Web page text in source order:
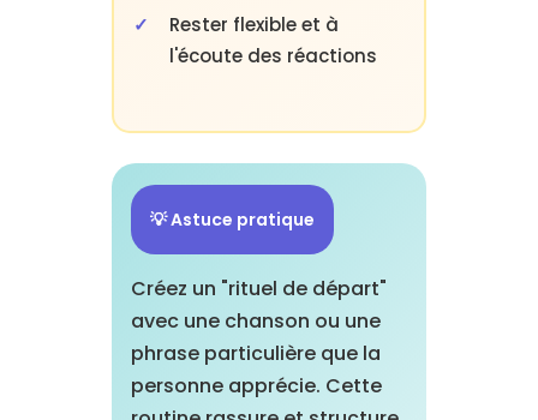
Rester flexible et à
l'écoute des réactions
💡 Astuce pratique
Créez un "rituel de départ"
avec une chanson ou une
phrase particulière que la
personne apprécie. Cette